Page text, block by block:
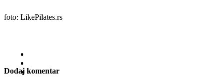
foto: LikePilates.rs
Dodaj komentar